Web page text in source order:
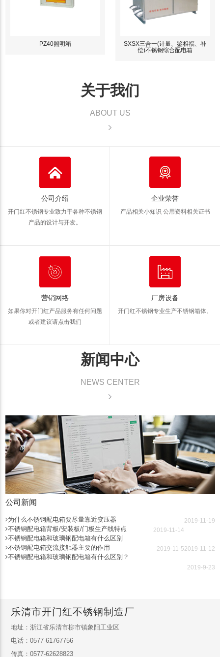
PZ40照明箱
SXSX三合一(计量、鉴相福、补
偿)不锈钢综合配电箱
关于我们
ABOUT US
公司介绍
开门红不锈钢专业致力于各种不锈钢
产品的设计与开发。
企业荣誉
产品相关小知识 公用资料相关证书
营销网络
如果你对开门红产品服务有任何问题
或者建议请点击我们
厂房设备
开门红不锈钢专业生产不锈钢箱体。
新闻中心
NEWS CENTER
公司新闻
为什么不锈钢配电箱要尽量靠近变压器 2019-11-19
不锈钢配电箱背板/安装板/门板生产线特点 2019-11-14
不锈钢配电箱和玻璃钢配电箱有什么区别
2019-11-12
不锈钢配电箱交流接触器主要的作用 2019-11-5
不锈钢配电箱和玻璃钢配电箱有什么区别？
2019-9-23
乐清市开门红不锈钢制造厂
地址：浙江省乐清市柳市镇象阳工业区
电话：0577-61767756
传真：0577-62628823